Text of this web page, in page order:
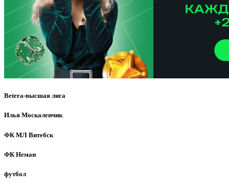
Betera-высшая лига
Илья Москаленчик
ФК МЛ Витебск
ФК Неман
футбол